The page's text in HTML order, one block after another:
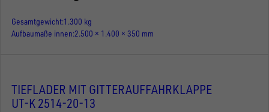
Gesamtgewicht 1.300 kg
Aufbaumaße innen 2.500 × 1.400 × 350 mm
TIEFLADER MIT GITTERAUFFAHRKLAPPE
UT-K 2514-20-13